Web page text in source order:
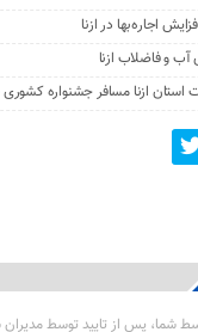
اجاره‌بها در ازنا
آب و فاضلاب ازنا
ازنا مسافر جشنواره کشوری
شما، پس از تایید توسط